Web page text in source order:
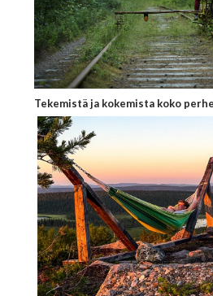
Tekemistä ja kokemista koko